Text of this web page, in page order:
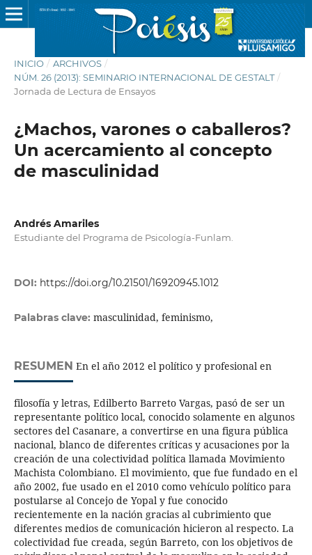
INICIO / ARCHIVOS /
NÚM. 26 (2013): SEMINARIO INTERNACIONAL DE GESTALT /
Jornada de Lectura de Ensayos
¿Machos, varones o caballeros?
Un acercamiento al concepto
de masculinidad
Andrés Amariles
Estudiante del Programa de Psicología-Funlam.
DOI: https://doi.org/10.21501/16920945.1012
Palabras clave: masculinidad, feminismo,
RESUMEN En el año 2012 el político y profesional en
filosofía y letras, Edilberto Barreto Vargas, pasó de ser un
representante político local, conocido solamente en algunos
sectores del Casanare, a convertirse en una figura pública
nacional, blanco de diferentes críticas y acusaciones por la
creación de una colectividad política llamada Movimiento
Machista Colombiano. El movimiento, que fue fundado en el
año 2002, fue usado en el 2010 como vehículo político para
postularse al Concejo de Yopal y fue conocido
recientemente en la nación gracias al cubrimiento que
diferentes medios de comunicación hicieron al respecto. La
colectividad fue creada, según Barreto, con los objetivos de